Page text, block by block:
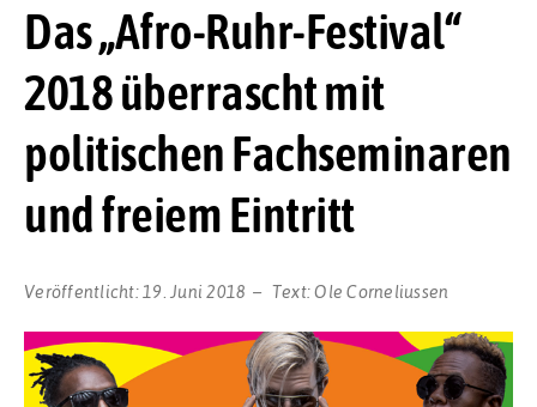
Das „Afro-Ruhr-Festival“
2018 überrascht mit
politischen Fachseminaren
und freiem Eintritt
Veröffentlicht: 19. Juni 2018 Text:Ole Corneliussen